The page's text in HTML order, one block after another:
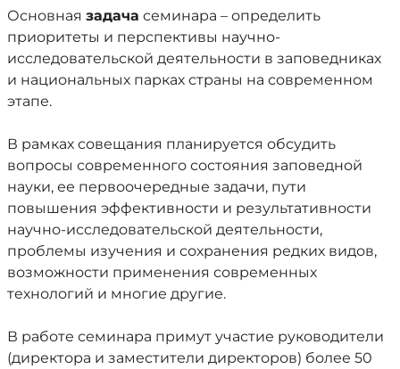
Основная задача семинара – определить
приоритеты и перспективы научно-
исследовательской деятельности в заповедниках
и национальных парках страны на современном
этапе.
В рамках совещания планируется обсудить
вопросы современного состояния заповедной
науки, ее первоочередные задачи, пути
повышения эффективности и результативности
научно-исследовательской деятельности,
проблемы изучения и сохранения редких видов,
возможности применения современных
технологий и многие другие.
В работе семинара примут участие руководители
(директора и заместители директоров) более 50